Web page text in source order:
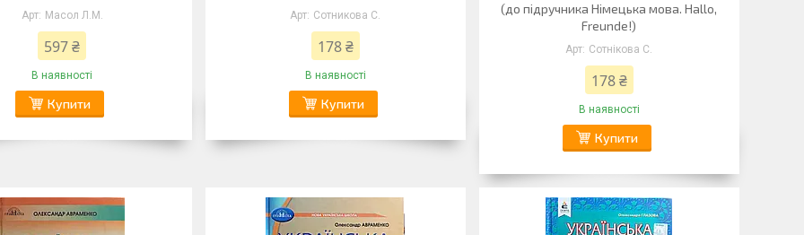
Масол Л.М.
597 ₴
В наявності
Купити
Сотникова С.
178 ₴
В наявності
Купити
(до підручника Німецька мова. Hallo,
Freunde!)
Сотнікова С.
178 ₴
В наявності
Купити